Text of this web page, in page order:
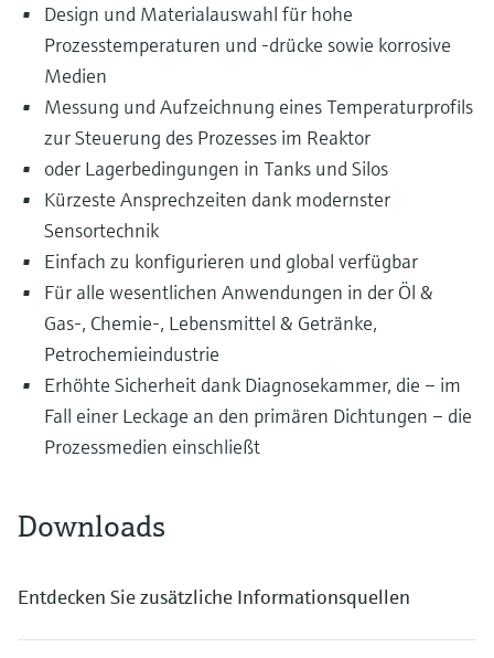
Design und Materialauswahl für hohe
Prozesstemperaturen und -drücke sowie korrosive
Medien
Messung und Aufzeichnung eines Temperaturprofils
zur Steuerung des Prozesses im Reaktor
oder Lagerbedingungen in Tanks und Silos
Kürzeste Ansprechzeiten dank modernster
Sensortechnik
Einfach zu konfigurieren und global verfügbar
Für alle wesentlichen Anwendungen in der Öl &
Gas-, Chemie-, Lebensmittel & Getränke,
Petrochemieindustrie
Erhöhte Sicherheit dank Diagnosekammer, die – im
Fall einer Leckage an den primären Dichtungen – die
Prozessmedien einschließt
Downloads
Entdecken Sie zusätzliche Informationsquellen